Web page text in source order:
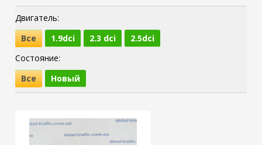
Двигатель:
Все
1.9dci 2.3 dci
2.5dci
Состояние:
Все
Новый